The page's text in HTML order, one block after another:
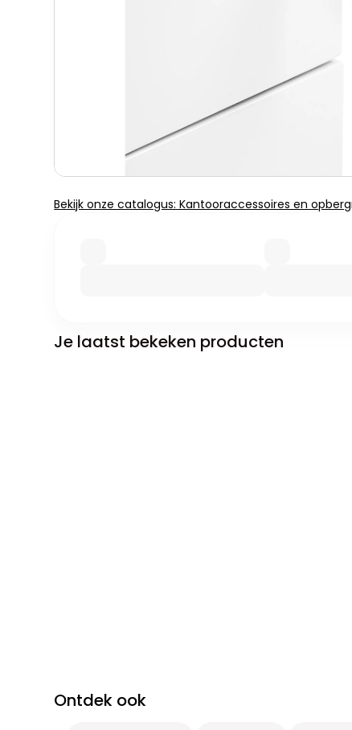
Bekijk onze catalogus: Kantooraccessoires en
Je laatst bekeken producten
Ontdek ook